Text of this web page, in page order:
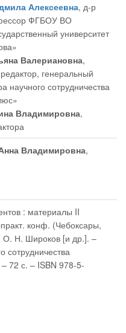
Алексеевна, д-р
ФГБОУ ВО
университет
Валериановна,
, генеральный
научного сотрудничества
Владимировна,
Владимировна,
: материалы II
конф. (Чебоксары,
О. Н. Широков [и др.]. –
сотрудничества
72 с. – ISBN 978-5-